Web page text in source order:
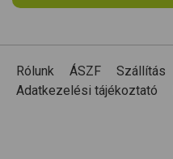
Rólunk ÁSZF Szállítás
Adatkezelési tájékoztató